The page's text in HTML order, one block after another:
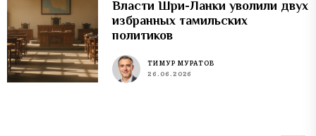
Власти Шри-Ланки уволили двух
избранных тамильских
политиков
ТИМУР МУРАТОВ
26.06.2026